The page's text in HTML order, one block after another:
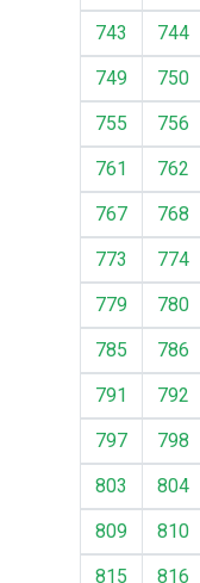
743
744
749
750
755
756
761
762
767
768
773
774
779
780
785
786
791
792
797
798
803
804
809
810
815
816